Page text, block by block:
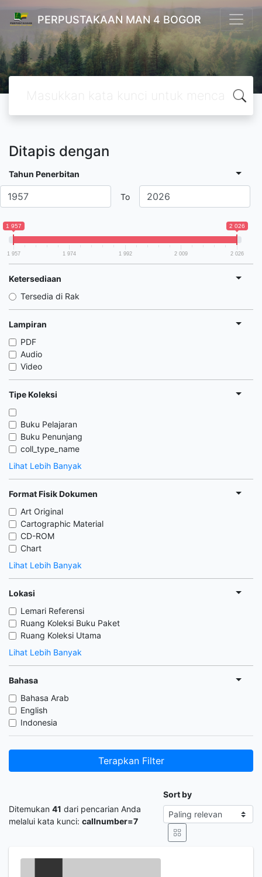
PERPUSTAKAAN MAN 4 BOGOR
Ditapis dengan
Tahun Penerbitan
To
1 957 2 026
1 957 1 974 1 992 2 009 2 026
Ketersediaan
Tersedia di Rak
Lampiran
PDF
Audio
Video
Tipe Koleksi
Buku Pelajaran
Buku Penunjang
coll_type_name
Lihat Lebih Banyak
Format Fisik Dokumen
Art Original
Cartographic Material
CD-ROM
Chart
Lihat Lebih Banyak
Lokasi
Lemari Referensi
Ruang Koleksi Buku Paket
Ruang Koleksi Utama
Lihat Lebih Banyak
Bahasa
Bahasa Arab
English
Indonesia
Terapkan Filter
Ditemukan 41 dari pencarian Anda
melalui kata kunci: callnumber=7
Sort by